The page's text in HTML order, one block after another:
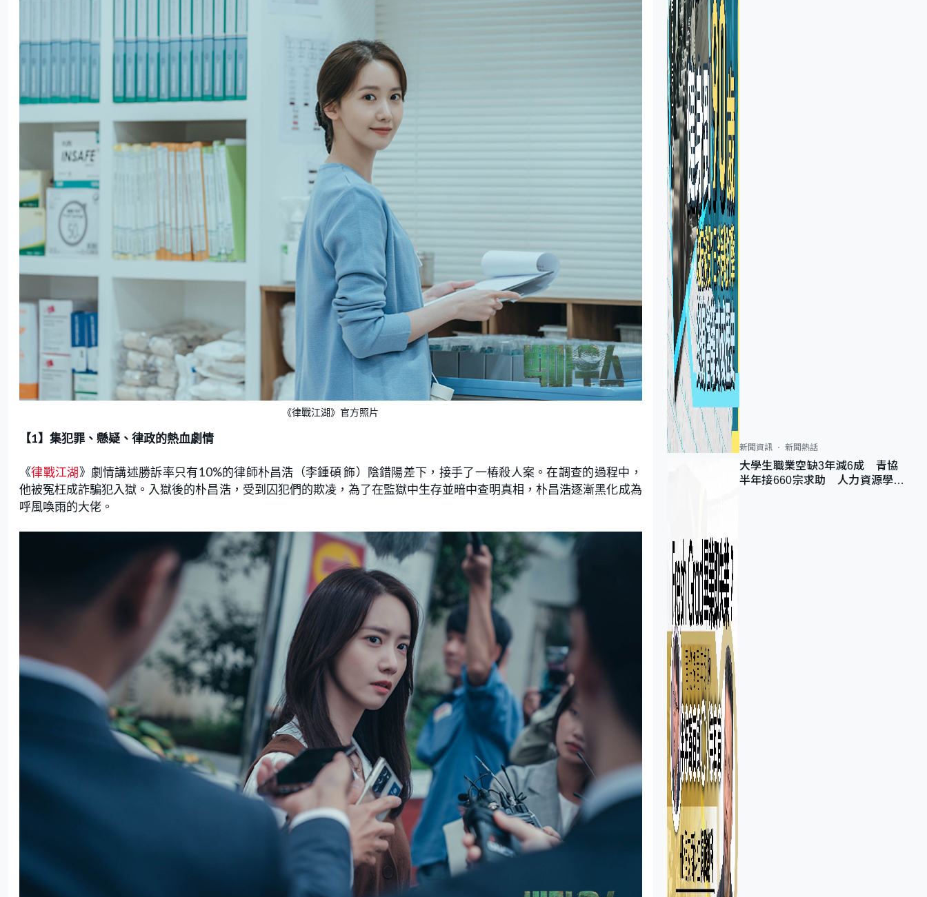
《律戰江湖》官方照片
【1】集犯罪、懸疑、律政的熱血劇情
《律戰江湖》劇情講述勝訴率只有10%的律師朴昌浩（李鍾碩 飾）陰錯陽差下，接手了一樁殺人案。在調查的過程中，
他被冤枉成詐騙犯入獄。入獄後的朴昌浩，受到囚犯們的欺凌，為了在監獄中生存並暗中查明真相，朴昌浩逐漸黑化成為
呼風喚雨的大佬。
新聞資訊 新聞熱話
大學生職業空缺3年減6成 青協
半年接660宗求助 人力資源學